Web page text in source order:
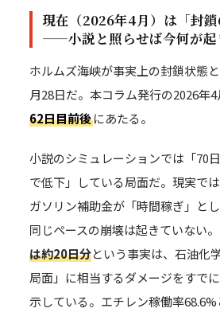
現在（2026年4月）は「封鎖
——小説と照らせば今何が起
ホルムズ海峡が事実上の封鎖状態
月28日だ。本コラム発行の2026年
62日目前後にあたる。
小説のシミュレーションでは「70
で低下」している局面だ。現実で
ガソリン補助金が「時間稼ぎ」とし
同じペースの崩壊は起きていない
は約20日分という事実は、石油化
局面」に相当するダメージをすで
示している。エチレン稼働率